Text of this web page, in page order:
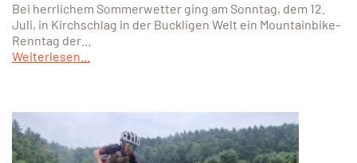
Bei herrlichem Sommerwetter ging am Sonntag, dem 12.
Juli, in Kirchschlag in der Buckligen Welt ein Mountainbike-
Renntag der…
Weiterlesen...